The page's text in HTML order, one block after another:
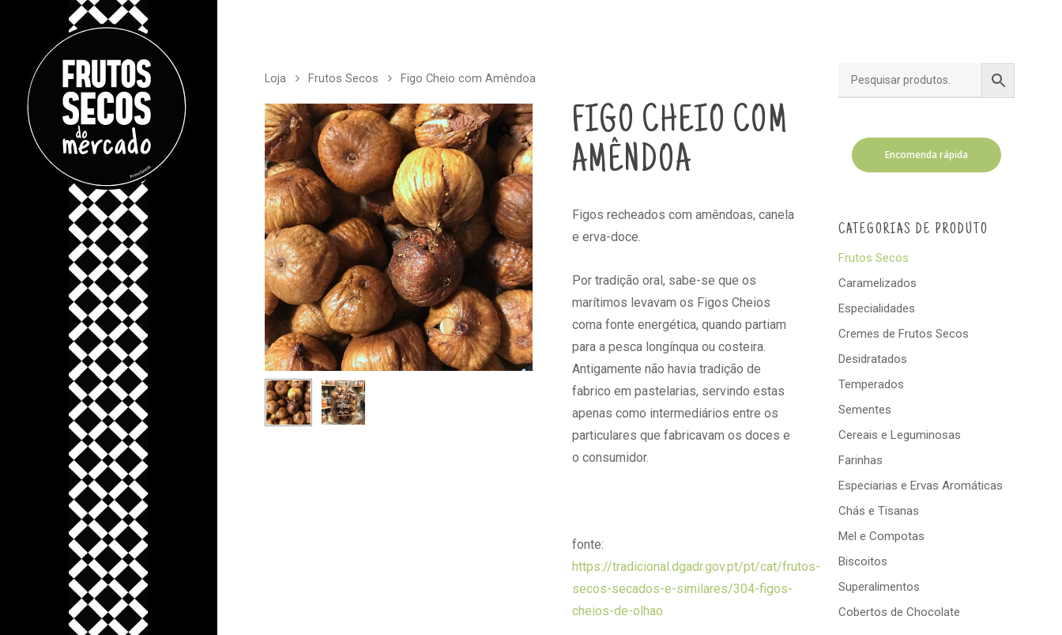
Loja Frutos Secos Figo Cheio com Amêndoa
FIGO CHEIO COM
AMÊNDOA
Figos recheados com amêndoas, canela
e erva-doce.
Por tradição oral, sabe-se que os
marítimos levavam os Figos Cheios
coma fonte energética, quando partiam
para a pesca longínqua ou costeira.
Antigamente não havia tradição de
fabrico em pastelarias, servindo estas
apenas como intermediários entre os
particulares que fabricavam os doces e
o consumidor.
fonte:
https://tradicional.dgadr.gov.pt/pt/cat/frutos-
secos-secados-e-similares/304-figos-
cheios-de-olhao
Encomenda rápida
CATEGORIAS DE PRODUTO
Frutos Secos
Caramelizados
Especialidades
Cremes de Frutos Secos
Desidratados
Temperados
Sementes
Cereais e Leguminosas
Farinhas
Especiarias e Ervas Aromáticas
Chás e Tisanas
Mel e Compotas
Biscoitos
Superalimentos
Cobertos de Chocolate